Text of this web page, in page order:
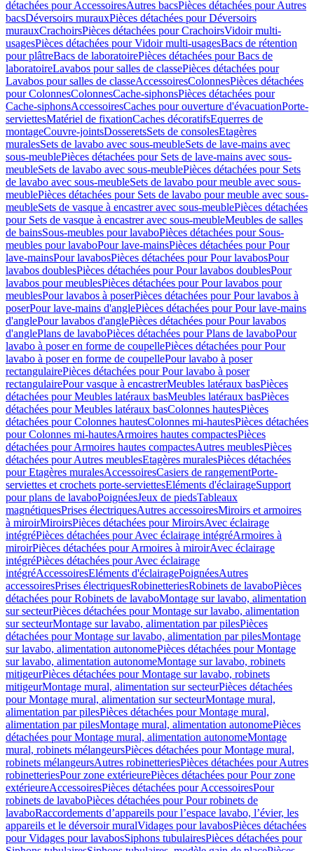
détachées pour AccessoiresAutres bacsPièces détachées pour Autres
bacsDéversoirs murauxPièces détachées pour Déversoirs
murauxCrachoirsPièces détachées pour CrachoirsVidoir multi-
usagesPièces détachées pour Vidoir multi-usagesBacs de rétention
pour plâtreBacs de laboratoirePièces détachées pour Bacs de
laboratoireLavabos pour salles de classePièces détachées pour
Lavabos pour salles de classeAccessoiresColonnesPièces détachées
pour ColonnesColonnesCache-siphonsPièces détachées pour
Cache-siphonsAccessoiresCaches pour ouverture d'évacuationPorte-
serviettesMatériel de fixationCaches décoratifsEquerres de
montageCouvre-jointsDosseretsSets de consolesEtagères
muralesSets de lavabo avec sous-meubleSets de lave-mains avec
sous-meublePièces détachées pour Sets de lave-mains avec sous-
meubleSets de lavabo avec sous-meublePièces détachées pour Sets
de lavabo avec sous-meubleSets de lavabo pour meuble avec sous-
meublePièces détachées pour Sets de lavabo pour meuble avec sous-
meubleSets de vasque à encastrer avec sous-meublePièces détachées
pour Sets de vasque à encastrer avec sous-meubleMeubles de salles
de bainsSous-meubles pour lavaboPièces détachées pour Sous-
meubles pour lavaboPour lave-mainsPièces détachées pour Pour
lave-mainsPour lavabosPièces détachées pour Pour lavabosPour
lavabos doublesPièces détachées pour Pour lavabos doublesPour
lavabos pour meublesPièces détachées pour Pour lavabos pour
meublesPour lavabos à poserPièces détachées pour Pour lavabos à
poserPour lave-mains d'anglePièces détachées pour Pour lave-mains
d'anglePour lavabos d'anglePièces détachées pour Pour lavabos
d'anglePlans de lavaboPièces détachées pour Plans de lavaboPour
lavabo à poser en forme de coupellePièces détachées pour Pour
lavabo à poser en forme de coupellePour lavabo à poser
rectangulairePièces détachées pour Pour lavabo à poser
rectangulairePour vasque à encastrerMeubles latéraux basPièces
détachées pour Meubles latéraux basMeubles latéraux basPièces
détachées pour Meubles latéraux basColonnes hautesPièces
détachées pour Colonnes hautesColonnes mi-hautesPièces détachées
pour Colonnes mi-hautesArmoires hautes compactesPièces
détachées pour Armoires hautes compactesAutres meublesPièces
détachées pour Autres meublesEtagères muralesPièces détachées
pour Etagères muralesAccessoiresCasiers de rangementPorte-
serviettes et crochets porte-serviettesEléments d'éclairageSupport
pour plans de lavaboPoignéesJeux de piedsTableaux
magnétiquesPrises électriquesAutres accessoiresMiroirs et armoires
à miroirMiroirsPièces détachées pour MiroirsAvec éclairage
intégréPièces détachées pour Avec éclairage intégréArmoires à
miroirPièces détachées pour Armoires à miroirAvec éclairage
intégréPièces détachées pour Avec éclairage
intégréAccessoiresEléments d'éclairagePoignéesAutres
accessoiresPrises électriquesRobinetteriesRobinets de lavaboPièces
détachées pour Robinets de lavaboMontage sur lavabo, alimentation
sur secteurPièces détachées pour Montage sur lavabo, alimentation
sur secteurMontage sur lavabo, alimentation par pilesPièces
détachées pour Montage sur lavabo, alimentation par pilesMontage
sur lavabo, alimentation autonomePièces détachées pour Montage
sur lavabo, alimentation autonomeMontage sur lavabo, robinets
mitigeurPièces détachées pour Montage sur lavabo, robinets
mitigeurMontage mural, alimentation sur secteurPièces détachées
pour Montage mural, alimentation sur secteurMontage mural,
alimentation par pilesPièces détachées pour Montage mural,
alimentation par pilesMontage mural, alimentation autonomePièces
détachées pour Montage mural, alimentation autonomeMontage
mural, robinets mélangeursPièces détachées pour Montage mural,
robinets mélangeursAutres robinetteriesPièces détachées pour Autres
robinetteriesPour zone extérieurePièces détachées pour Pour zone
extérieureAccessoiresPièces détachées pour AccessoiresPour
robinets de lavaboPièces détachées pour Pour robinets de
lavaboRaccordements d’appareils pour l’espace lavabo, l’évier, les
appareils et le déversoir muralVidages pour lavabosPièces détachées
pour Vidages pour lavabosSiphons tubulairesPièces détachées pour